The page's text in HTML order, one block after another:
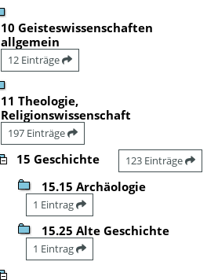
10 Geisteswissenschaften
allgemein
12 Einträge
11 Theologie,
Religionswissenschaft
197 Einträge
15 Geschichte 123 Einträge
15.15 Archäologie
1 Eintrag
15.25 Alte Geschichte
1 Eintrag